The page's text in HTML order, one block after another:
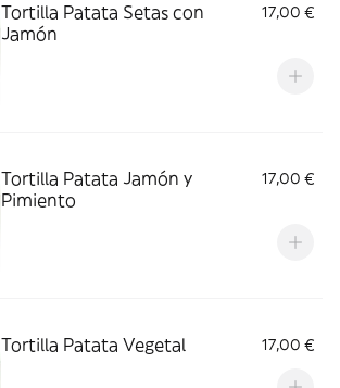
Tortilla Patata Setas con
Jamón
17,00 €
Tortilla Patata Jamón y
Pimiento
17,00 €
Tortilla Patata Vegetal 17,00 €